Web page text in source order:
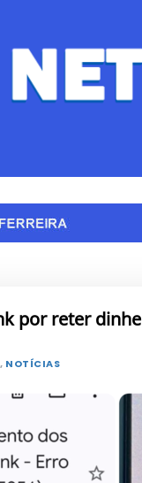
por reter
, NOTÍCIAS